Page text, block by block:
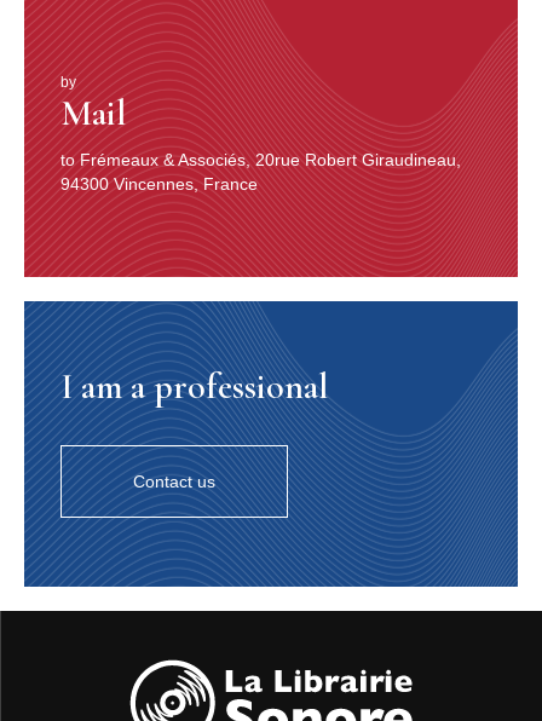
toujours affirmé qu’il s’agissait d’un certain Blind dont
c’était le seul témoignage enregistré.
La mode urbaine est alors aux chanteurs et pianistes
comme Big Maceo, Walter Davis, Sykes, Pete
Wheatstraw ou le Dr Clayton et dès le mois d’août,
Memphis Slim – qui s’inscrit sans effort dans cette
mouvance – est à nouveau dans les studios, cette fois
accompagné d’un seul contrebassiste. On peut déjà
admirer son jeu de piano fluide, délié, expressif. Deux
de ses compositions gravées durant cette séance (Beer
drinking woman et Grinder man blues) resteront toujours
dans son répertoire.
Mais la guerre porte un coup d’arrêt à ce début de
carrière prometteur. Pour une raison inconnue, Slim
n’est pas incorporé et continue à se produire dans les
clubs de Chicago. Mais l’effort de guerre qui rationne
toutes les matières premières (comme la laque
nécessaire à fabriquer des disques) ainsi qu’un
mouvement de boycott des enregistrements et des
studios (Petrillo’s ban : la concurrence des juke-boxes
est jugée trop effrénée par nombre de musiciens
d’orchestres et leurs syndicats) raréfie considéra-
blement la création de disques jusqu’en 1944. A cette
date, Memphis Slim est largement oublié. D’autant plus
Melrose qui faisaient la pluie et le beau temps avant le
conflit sont dépassés par les évolutions des musiques
populaires et cela quel que soit le genre. Ils continuent
by
Mail
to Frémeaux & Associés, 20rue Robert Giraudineau,
94300 Vincennes, France
I am a professional
Contact us